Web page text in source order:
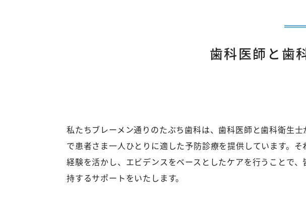
歯科医師と歯
私たちブレーメン通りのたぶち歯科は、歯科医師と歯科衛生
で患者さま一人ひとりに適した予防診療を提供しています。
経験を活かし、エビデンスをベースとしたケアを行うことで
持するサポートをいたします。